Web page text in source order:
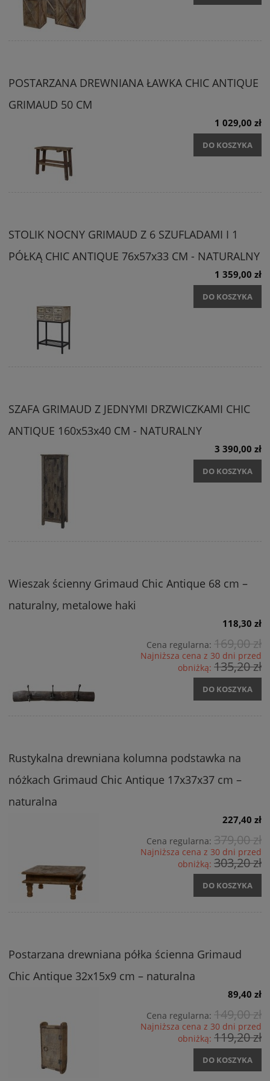
POSTARZANA DREWNIANA ŁAWKA CHIC ANTIQUE
GRIMAUD 50 CM
1 029,00 zł
DO KOSZYKA
STOLIK NOCNY GRIMAUD Z 6 SZUFLADAMI I 1
PÓŁKĄ CHIC ANTIQUE 76x57x33 CM - NATURALNY
1 359,00 zł
DO KOSZYKA
SZAFA GRIMAUD Z JEDNYMI DRZWICZKAMI CHIC
ANTIQUE 160x53x40 CM - NATURALNY
3 390,00 zł
DO KOSZYKA
Wieszak ścienny Grimaud Chic Antique 68 cm –
naturalny, metalowe haki
118,30 zł
Cena regularna: 169,00 zł
Najniższa cena z 30 dni przed
obniżką: 135,20 zł
DO KOSZYKA
Rustykalna drewniana kolumna podstawka na
nóżkach Grimaud Chic Antique 17x37x37 cm –
naturalna
227,40 zł
Cena regularna: 379,00 zł
Najniższa cena z 30 dni przed
obniżką: 303,20 zł
DO KOSZYKA
Postarzana drewniana półka ścienna Grimaud
Chic Antique 32x15x9 cm – naturalna
89,40 zł
Cena regularna: 149,00 zł
Najniższa cena z 30 dni przed
obniżką: 119,20 zł
DO KOSZYKA